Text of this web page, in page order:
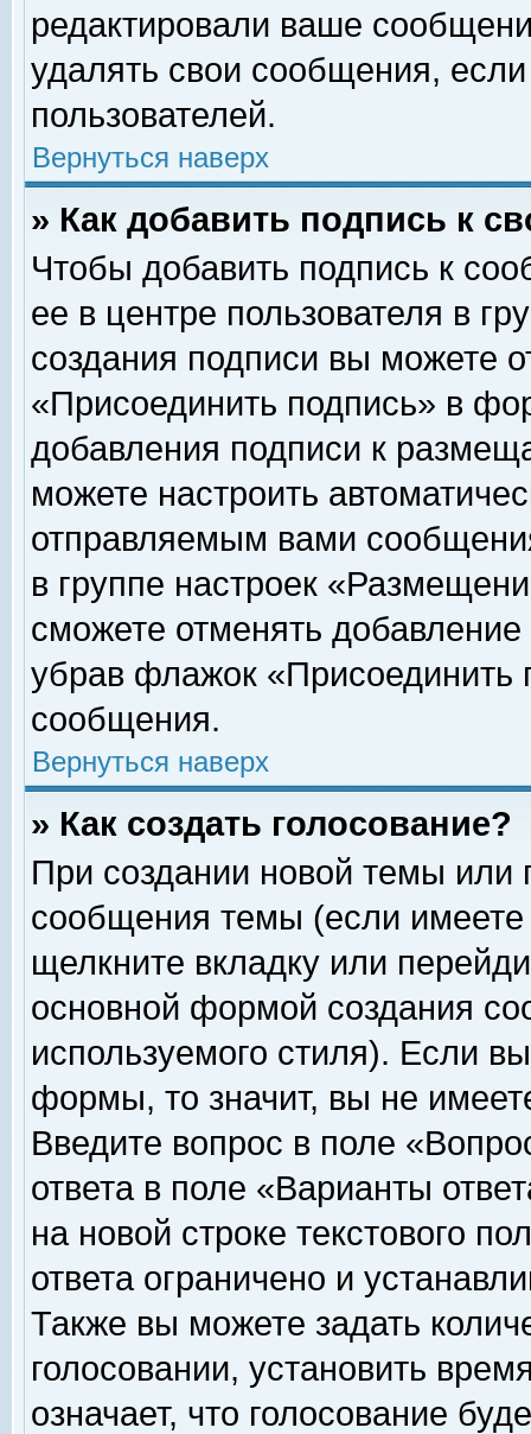
редактировали ваше
удалять свои сообщения,
пользователей.
Вернуться наверх
» Как добавить подпись к
Чтобы добавить подпись к
ее в центре пользователя в
создания подписи вы можете
«Присоединить подпись» в
добавления подписи к
можете настроить
отправляемым вами
в группе настроек
сможете отменять
убрав флажок «Присоединить
сообщения.
Вернуться наверх
» Как создать голосование?
При создании новой темы или
сообщения темы (если
щелкните вкладку или
основной формой создания
используемого стиля). Если
формы, то значит, вы не
Введите вопрос в поле
ответа в поле «Варианты
на новой строке текстового
ответа ограничено и
Также вы можете задать
голосовании, установить
означает, что голосование